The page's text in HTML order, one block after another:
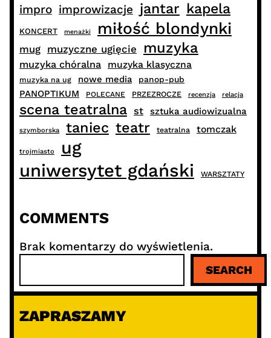
impro improwizacje jantar kapela
KONCERT menażki miłość blondynki
mug muzyczne ugięcie muzyka
muzyka chóralna muzyka klasyczna
muzyka na ug nowe media panop-pub
PANOPTIKUM POLECANE PRZEZROCZE recenzja relacja
scena teatralna st sztuka audiowizualna
szymborska taniec teatr teatralna tomczak
trojmiasto
ug
uniwersytet gdański
WARSZTATY
COMMENTS
Brak komentarzy do wyświetlenia.
u
a
SEARCH
ZAPRASZAMY